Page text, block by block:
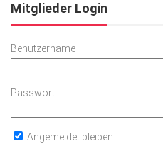
Mitglieder Login
Benutzername
Passwort
Angemeldet bleiben